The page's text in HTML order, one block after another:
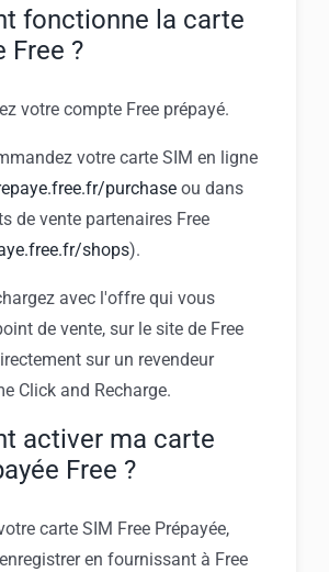
fonctionne la carte
Free ?
votre compte Free prépayé.
votre carte SIM en ligne
purchase ou dans
de vente partenaires Free
shops).
avec l'offre qui vous
de vente, sur le site de Free
sur un revendeur
Click and Recharge.
activer ma carte
Free ?
carte SIM Free Prépayée,
en fournissant à Free